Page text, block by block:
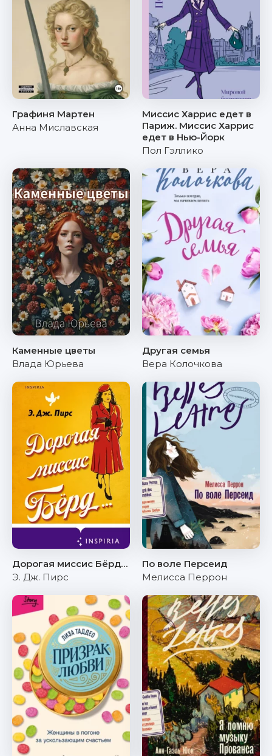
Графиня Мартен
Анна Миславская
Миссис Харрис едет в
Париж. Миссис Харрис
едет в Нью-Йорк
Пол Гэллико
Каменные цветы
Влада Юрьева
Другая семья
Вера Колочкова
Дорогая миссис Бёрд…
Э. Дж. Пирс
По воле Персеид
Мелисса Перрон